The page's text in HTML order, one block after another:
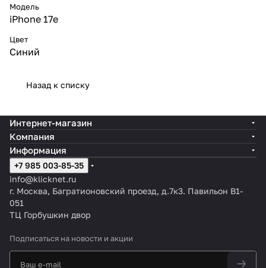
Модель
iPhone 17e
Цвет
Синий
Назад к списку
Интернет-магазин
Компания
Информация
+7 985 003-85-35
info@klicknet.ru
г. Москва, Багратионовский проезд, д.7к3. Павильон B1-
051
ТЦ Горбушкин двор
Подписаться на новости и акции